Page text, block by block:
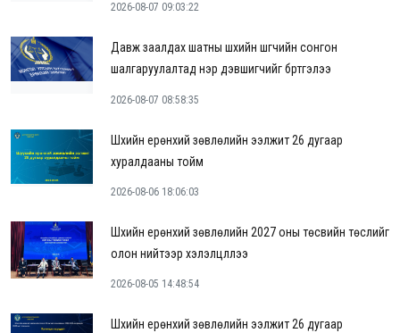
2026-08-07 09:03:22
Давж заалдах шатны шүүхийн шүүгчийн сонгон
шалгаруулалтад нэр дэвшигчийг бүртгэлээ
2026-08-07 08:58:35
Шүүхийн ерөнхий зөвлөлийн ээлжит 26 дугаар
хуралдааны тойм
2026-08-06 18:06:03
Шүүхийн ерөнхий зөвлөлийн 2027 оны төсвийн төслийг
олон нийтээр хэлэлцүүллээ
2026-08-05 14:48:54
Шүүхийн ерөнхий зөвлөлийн ээлжит 26 дугаар